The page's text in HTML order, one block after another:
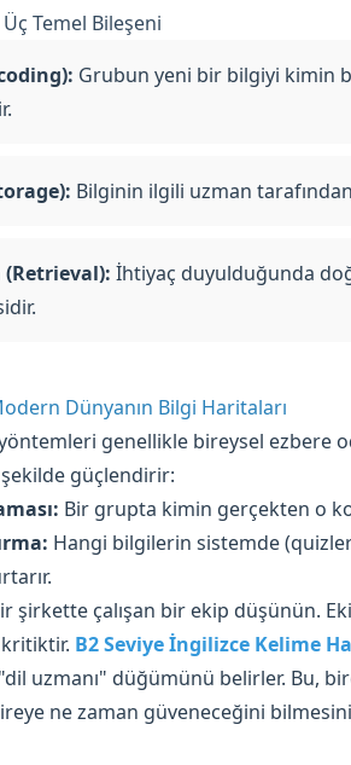
Temel Bileşeni
Grubun yeni bir bilgiyi kimin
Bilginin ilgili uzman
(Retrieval): İhtiyaç duyulduğunda
Dünyanın Bilgi Haritaları
genellikle bireysel ezbere
güçlendirir:
Bir grupta kimin gerçekten o
Hangi bilgilerin sistemde
şirkette çalışan bir ekip düşünün.
kritiktir. B2 Seviye İngilizce Kelime
uzmanı" düğümünü belirler. Bu,
ne zaman güveneceğini